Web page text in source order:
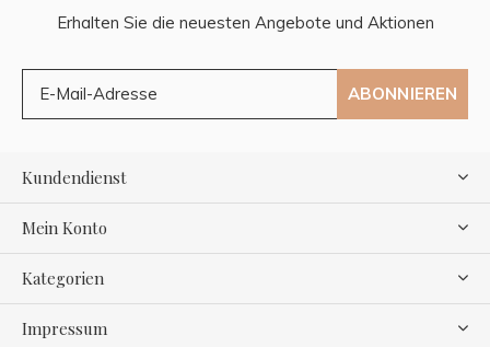
Erhalten Sie die neuesten Angebote und Aktionen
ABONNIEREN
Kundendienst
Mein Konto
Kategorien
Impressum